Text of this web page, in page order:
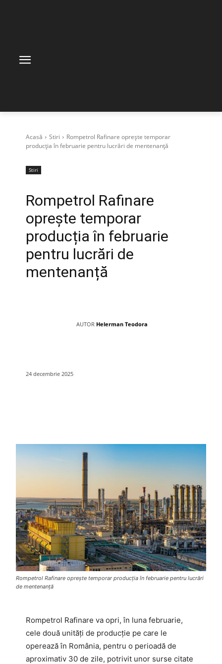
Acasă Stiri
Rompetrol Rafinare oprește temporar
producția în februarie pentru lucrări de mentenanță
Stiri
Rompetrol Rafinare
oprește temporar
producția în februarie
pentru lucrări de
mentenanță
AUTOR Helerman Teodora
24 decembrie 2025
Rompetrol Rafinare oprește temporar producția în februarie pentru lucrări
de mentenanță
Rompetrol Rafinare va opri, în luna februarie,
cele două unități de producție pe care le
operează în România, pentru o perioadă de
aproximativ 30 de zile, potrivit unor surse citate